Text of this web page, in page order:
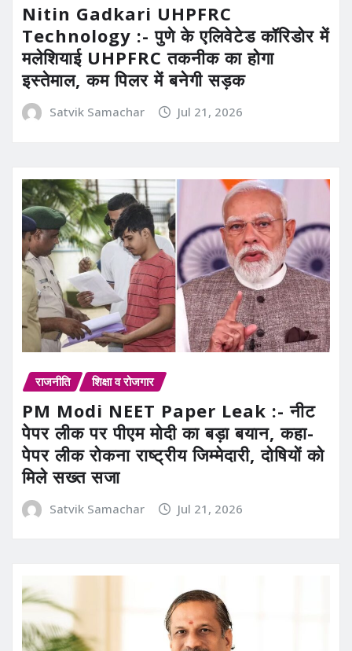
Nitin Gadkari UHPFRC
Technology :- पुणे के एलिवेटेड कॉरिडोर में
मलेशियाई UHPFRC तकनीक का होगा
इस्तेमाल, कम पिलर में बनेगी सड़क
Satvik Samachar Jul 21, 2026
राजनीति शिक्षा व रोजगार
PM Modi NEET Paper Leak :- नीट
पेपर लीक पर पीएम मोदी का बड़ा बयान, कहा-
पेपर लीक रोकना राष्ट्रीय जिम्मेदारी, दोषियों को
मिले सख्त सजा
Satvik Samachar Jul 21, 2026